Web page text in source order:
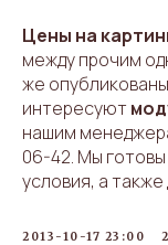
Цены на
между прочим
же
интересуют
нашим
06-42. Мы
условия, а
2013-10-17 23:00